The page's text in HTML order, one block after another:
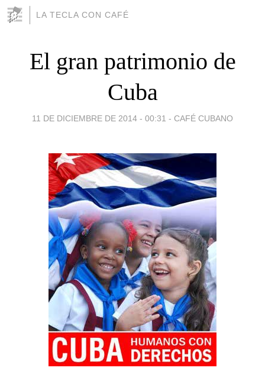
LA TECLA CON CAFÉ
El gran patrimonio de
Cuba
11 DE DICIEMBRE DE 2014 - 00:31 - CAFÉ CUBANO